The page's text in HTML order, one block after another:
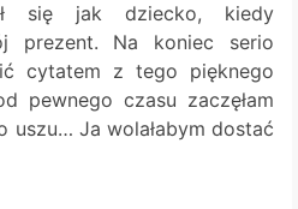
się jak dziecko, kiedy
prezent. Na koniec serio
cytatem z tego pięknego
pewnego czasu zaczęłam
uszu… Ja wolałabym dostać